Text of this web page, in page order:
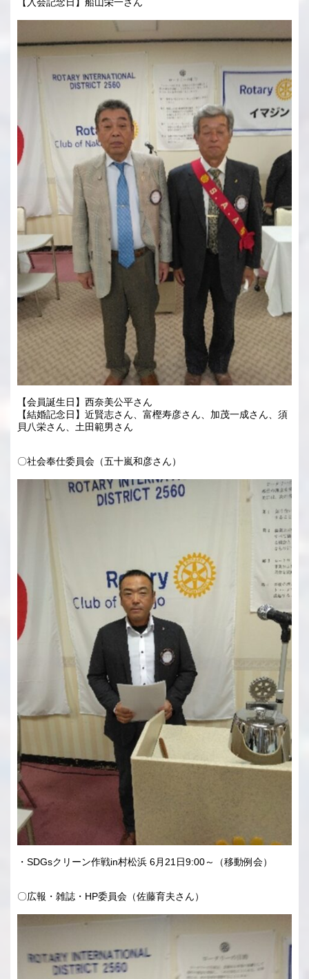
【会員誕生日】西奈美公平さん
【結婚記念日】近賢志さん、富樫寿彦さん、加茂一成さん、須
貝八栄さん、土田範男さん
〇社会奉仕委員会（五十嵐和彦さん）
・SDGsクリーン作戦in村松浜 6月21日9:00～（移動例会）
〇広報・雑誌・HP委員会（佐藤育夫さん）